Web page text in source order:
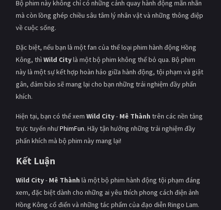
Bộ phim này không chỉ có những cảnh quay hành động mãn nhãn
mà còn lồng ghép chiều sâu tâm lý nhân vật và những thông điệp
về cuộc sống.
Đặc biệt, nếu bạn là một fan của thể loại phim hành động Hồng
Kông, thì Wild Citylà một bộ phim không thể bỏ qua. Bộ phim
này là một sự kết hợp hoàn hảo giữa hành động, tội phạm và giật
gân, đảm bảo sẽ mang lại cho bạn những trải nghiệm đầy phấn
khích.
Hiện tại, bạn có thể xem Wild City- Mê Thành trên các nền tảng
trực tuyến nhưPhimFun. Hãy tận hưởng những trải nghiệm đầy
phấn khích mà bộ phim này mang lại!
Kết Luận
Wild City- Mê Thành là một bộ phim hành động tội phạm đáng
xem, đặc biệt dành cho những ai yêu thích phong cách điện ảnh
Hồng Kông cổ điển và những tác phẩm của đạo diễn Ringo Lam.